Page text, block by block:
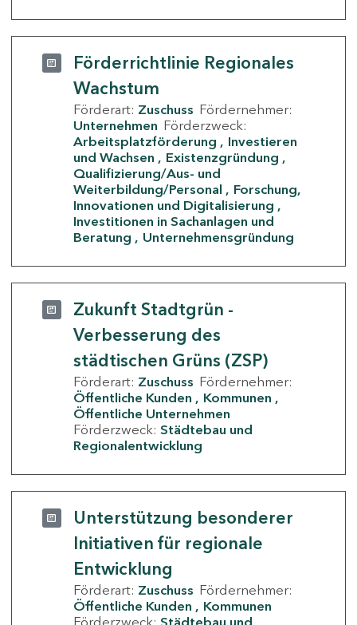
Förderrichtlinie Regionales
Wachstum
Förderart: Zuschuss Fördernehmer:
Unternehmen Förderzweck:
Arbeitsplatzförderung
Investieren
und Wachsen
Existenzgründung
Qualifizierung/Aus- und
Weiterbildung/Personal
Forschung,
Innovationen und Digitalisierung
Investitionen in Sachanlagen und
Beratung
Unternehmensgründung
Zukunft Stadtgrün -
Verbesserung des
städtischen Grüns (ZSP)
Förderart: Zuschuss Fördernehmer:
Öffentliche Kunden
Kommunen
Öffentliche Unternehmen
Förderzweck: Städtebau und
Regionalentwicklung
Unterstützung besonderer
Initiativen für regionale
Entwicklung
Förderart: Zuschuss Fördernehmer:
Öffentliche Kunden
Kommunen